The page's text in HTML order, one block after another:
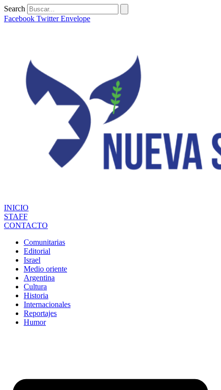
Ir
al
Search
Facebook Twitter Envelope
INICIO
STAFF
CONTACTO
Comunitarias
Editorial
Israel
Medio oriente
Argentina
Cultura
Historia
Internacionales
Reportajes
Humor